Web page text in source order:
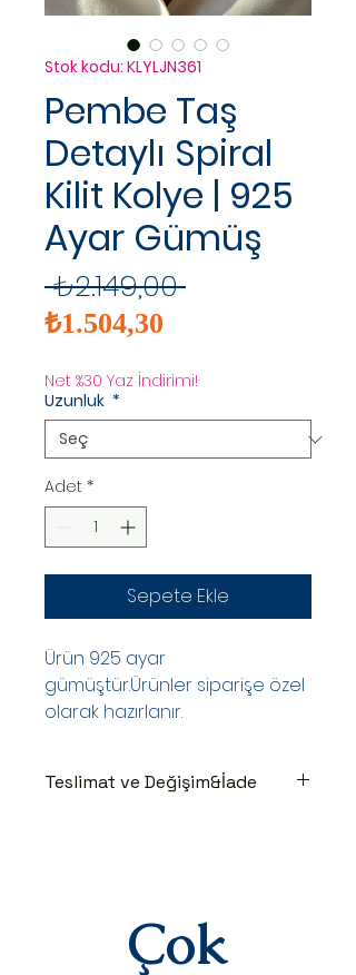
Stok kodu: KLYLJN361
Pembe Taş
Detaylı Spiral
Kilit Kolye | 925
Ayar Gümüş
₺2.149,00 Normal
₺1.504,30
Net %30 Yaz İndirimi!
Uzunluk *
Adet *
Sepete Ekle
Ürün 925 ayar
gümüştür.Ürünler siparişe özel
olarak hazırlanır.
Teslimat ve Değişim&İade
edilir.Kargoya teslim edildiğinde
takip numaranız,anlaşmalı kargo
firmamız olan Yurtiçi Kargo
Çok